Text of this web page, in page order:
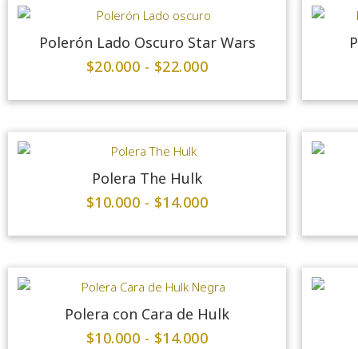
Polerón Lado Oscuro Star Wars
$20.000 - $22.000
Polera The Hulk
$10.000 - $14.000
Polera con Cara de Hulk
$10.000 - $14.000